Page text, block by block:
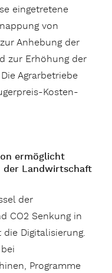
eingetretene
von
Anhebung der
zur Erhöhung der
Agrarbetriebe
Kosten-
ermöglicht
der Landwirtschaft
der
CO2 Senkung in
Digitalisierung.
Programme